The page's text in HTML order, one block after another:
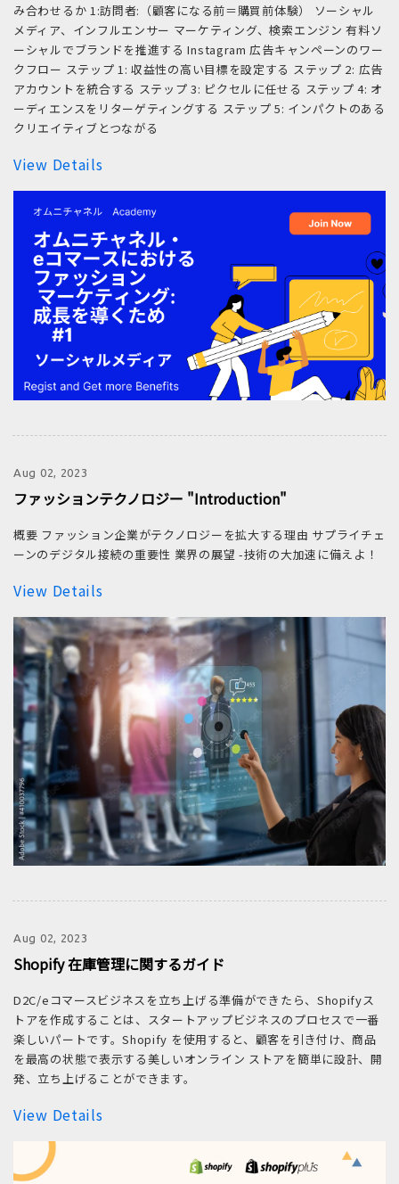
み合わせるか 1:訪問者:（顧客になる前＝購買前体験） ソーシャル
メディア、インフルエンサー マーケティング、検索エンジン 有料ソ
ーシャルでブランドを推進する Instagram 広告キャンペーンのワー
クフロー ステップ 1: 収益性の高い目標を設定する ステップ 2: 広告
アカウントを統合する ステップ 3: ピクセルに任せる ステップ 4: オ
ーディエンスをリターゲティングする ステップ 5: インパクトのある
クリエイティブとつながる
View Details
Aug 02, 2023
ファッションテクノロジー "Introduction"
概要 ファッション企業がテクノロジーを拡大する理由 サプライチェ
ーンのデジタル接続の重要性 業界の展望 -技術の大加速に備えよ！
View Details
Aug 02, 2023
Shopify 在庫管理に関するガイド
D2C/eコマースビジネスを立ち上げる準備ができたら、Shopifyス
トアを作成することは、スタートアップビジネスのプロセスで一番
楽しいパートです。Shopify を使用すると、顧客を引き付け、商品
を最高の状態で表示する美しいオンライン ストアを簡単に設計、開
発、立ち上げることができます。
View Details